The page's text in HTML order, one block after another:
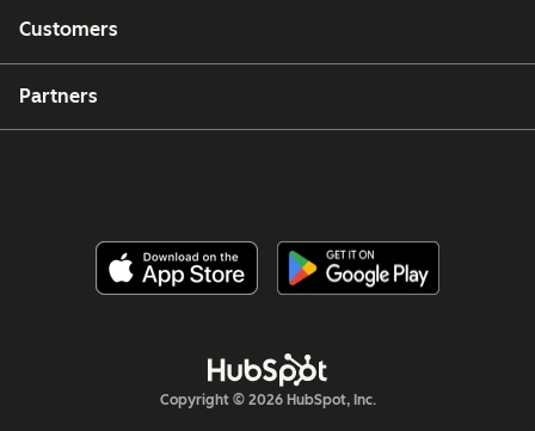
Customers
Partners
Copyright © 2026 HubSpot, Inc.